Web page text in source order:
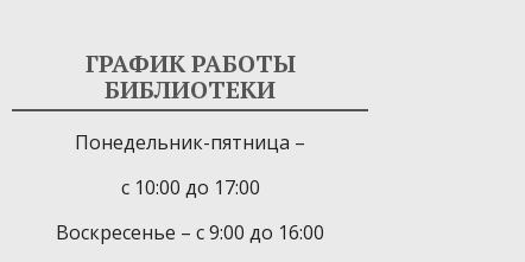
ГРАФИК РАБОТЫ
БИБЛИОТЕКИ
Понедельник-пятница –
с 10:00 до 17:00
Воскресенье – с 9:00 до 16:00